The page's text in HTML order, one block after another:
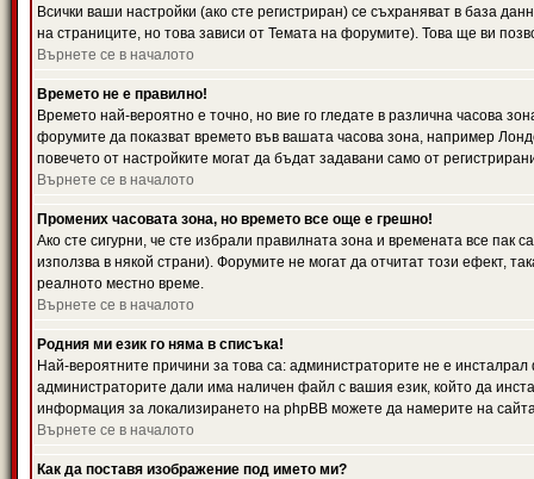
Всички ваши настройки (ако сте регистриран) се съхраняват в база
на страниците, но това зависи от Темата на форумите). Това ще ви
Върнете се в началото
Времето не е правилно!
Времето най-вероятно е точно, но вие го гледате в различна часова
форумите да показват времето във вашата часова зона, например
повечето от настройките могат да бъдат задавани само от
Върнете се в началото
Промених часовата зона, но времето все още е грешно!
Ако сте сигурни, че сте избрали правилната зона и времената все
използва в някой страни). Форумите не могат да отчитат този ефект,
реалното местно време.
Върнете се в началото
Родния ми език го няма в списъка!
Най-вероятните причини за това са: администраторите не е
администраторите дали има наличен файл с вашия език, който да
информация за локализирането на phpBB можете да намерите на
Върнете се в началото
Как да поставя изображение под името ми?